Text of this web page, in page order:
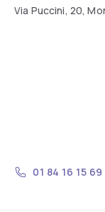
Via Puccini, 20,
01 84 16 15 69